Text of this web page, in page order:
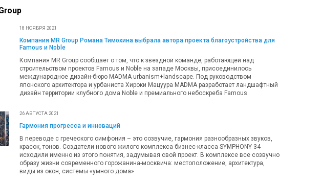
18 НОЯБРЯ 2021
Компания MR Group Романа Тимохина выбрала автора проекта благоустройства для
Famous и Noble
Компания MR Group сообщает о том, что к звездной команде, работающей над
строительством проектов Famous и Noble на западе Москвы, присоединилось
международное дизайн-бюро MADMA urbanism+landscape. Под руководством
японского архитектора и урбаниста Хироки Мацуура MADMA разработает ландшафтный
дизайн территории клубного дома Noble и премиального небоскреба Famous.
26 АВГУСТА 2021
Гармония прогресса и инноваций
В переводе с греческого симфония – это созвучие, гармония разнообразных звуков,
красок, тонов. Создатели нового жилого комплекса бизнес-класса SYMPHONY 34
исходили именно из этого понятия, задумывая свой проект. В комплексе все созвучно
образу жизни современного горожанина-москвича: местоположение, архитектура,
виды из окон, системы «умного дома».